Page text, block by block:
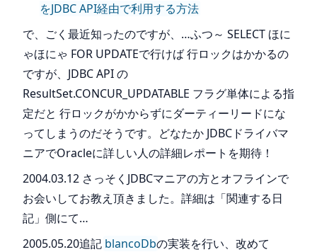
をJDBC API経由で利用する方法
で、ごく最近知ったのですが、…ふつ～ SELECT ほに
ゃほにゃ FOR UPDATEで行けば 行ロックはかかるの
ですが、JDBC API の
ResultSet.CONCUR_UPDATABLE フラグ単体による指
定だと 行ロックがかからずにダーティーリードにな
ってしまうのだそうです。どなたか JDBCドライバマ
ニアでOracleに詳しい人の詳細レポートを期待！
2004.03.12 さっそくJDBCマニアの方とオフラインで
お会いしてお教え頂きました。詳細は「関連する日
記」側にて…
2005.05.20追記 blancoDbの実装を行い、改めて